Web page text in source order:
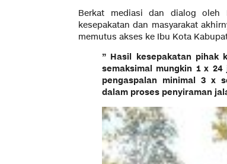
Berkat mediasi dan dialog oleh
kesepakatan dan masyarakat
memutus akses ke Ibu Kota
” Hasil kesepakatan pihak
semaksimal mungkin 1 x
pengaspalan minimal 3 x
dalam proses penyiraman